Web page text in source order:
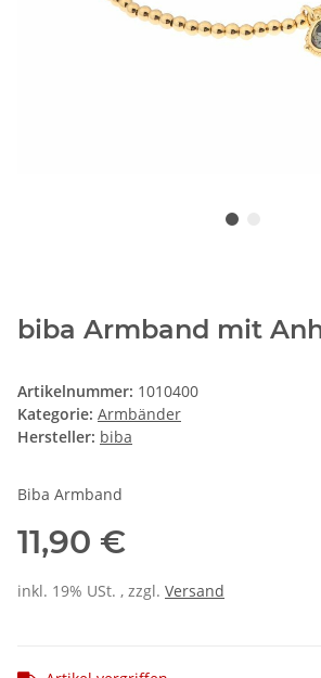
biba Armband mit
Artikelnummer: 1010400
Kategorie: Armbänder
Hersteller: biba
Biba Armband
11,90 €
inkl. 19% USt. , zzgl. Versand